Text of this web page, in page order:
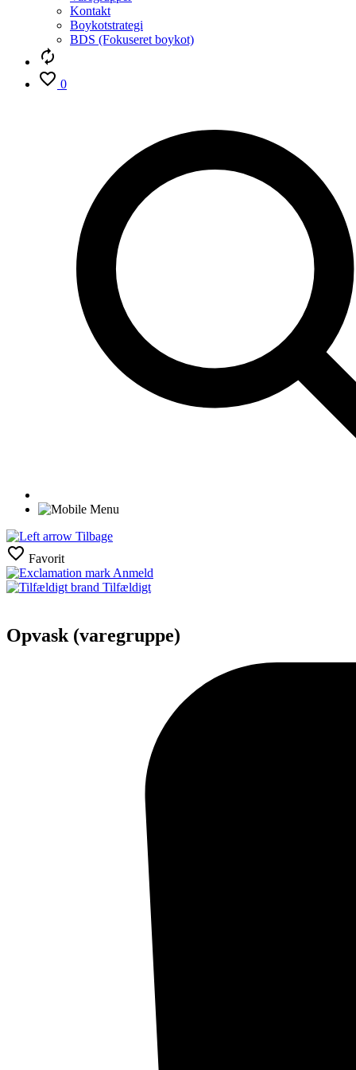
Kontakt
Boykotstrategi
BDS (Fokuseret boykot)
0
Tilbage
Favorit
Anmeld
Tilfældigt
Opvask (varegruppe)